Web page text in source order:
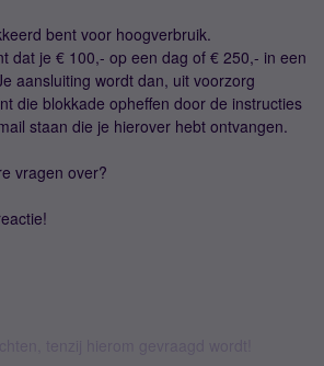
bent voor hoogverbruik.
dat je € 100,- op een dag of € 250,- in een
aansluiting wordt dan, uit voorzorg
die blokkade opheffen door de instructies
staan die je hierover hebt ontvangen.
vragen over?